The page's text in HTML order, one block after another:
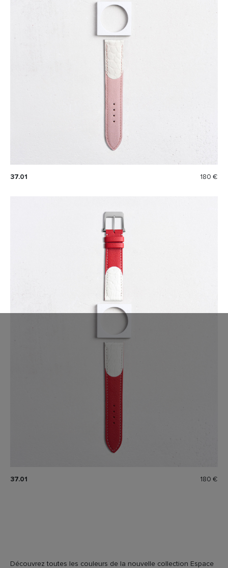
37.01 180 €
37.01 180 €
Découvrez toutes les couleurs de la nouvelle collection Espace